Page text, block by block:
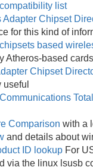
list
Adapter Chipset
for this kind of
based
Atheros-based cards
Chipset
useful
Comparison with a
and details about
ID lookup For
via the linux lsusb